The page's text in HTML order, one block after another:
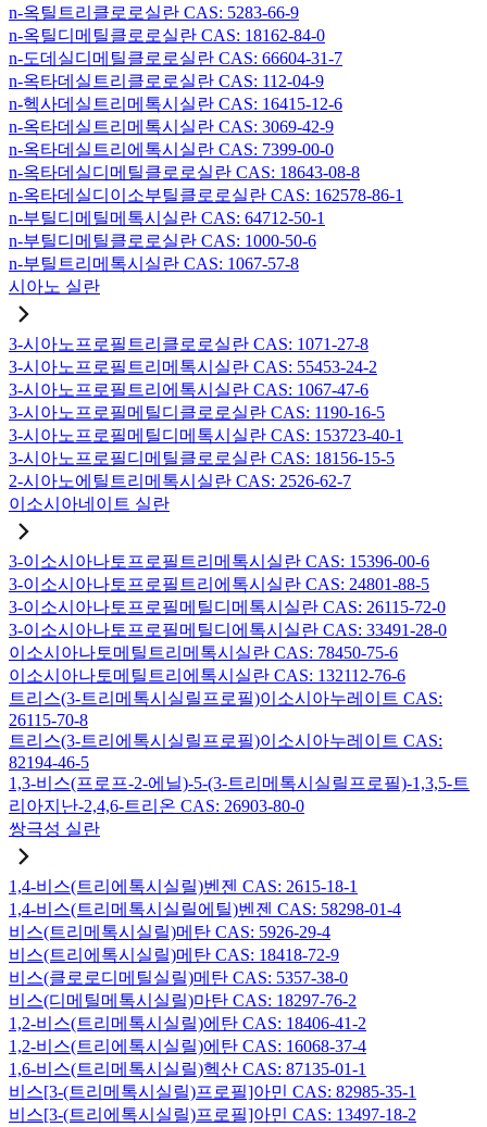
n-옥틸트리클로로실란 CAS: 5283-66-9
n-옥틸디메틸클로로실란 CAS: 18162-84-0
n-도데실디메틸클로로실란 CAS: 66604-31-7
n-옥타데실트리클로로실란 CAS: 112-04-9
n-헥사데실트리메톡시실란 CAS: 16415-12-6
n-옥타데실트리메톡시실란 CAS: 3069-42-9
n-옥타데실트리에톡시실란 CAS: 7399-00-0
n-옥타데실디메틸클로로실란 CAS: 18643-08-8
n-옥타데실디이소부틸클로로실란 CAS: 162578-86-1
n-부틸디메틸메톡시실란 CAS: 64712-50-1
n-부틸디메틸클로로실란 CAS: 1000-50-6
n-부틸트리메톡시실란 CAS: 1067-57-8
시아노 실란
3-시아노프로필트리클로로실란 CAS: 1071-27-8
3-시아노프로필트리메톡시실란 CAS: 55453-24-2
3-시아노프로필트리에톡시실란 CAS: 1067-47-6
3-시아노프로필메틸디클로로실란 CAS: 1190-16-5
3-시아노프로필메틸디메톡시실란 CAS: 153723-40-1
3-시아노프로필디메틸클로로실란 CAS: 18156-15-5
2-시아노에틸트리메톡시실란 CAS: 2526-62-7
이소시아네이트 실란
3-이소시아나토프로필트리메톡시실란 CAS: 15396-00-6
3-이소시아나토프로필트리에톡시실란 CAS: 24801-88-5
3-이소시아나토프로필메틸디메톡시실란 CAS: 26115-72-0
3-이소시아나토프로필메틸디에톡시실란 CAS: 33491-28-0
이소시아나토메틸트리메톡시실란 CAS: 78450-75-6
이소시아나토메틸트리에톡시실란 CAS: 132112-76-6
트리스(3-트리메톡시실릴프로필)이소시아누레이트 CAS:
26115-70-8
트리스(3-트리에톡시실릴프로필)이소시아누레이트 CAS:
82194-46-5
1,3-비스(프로프-2-에닐)-5-(3-트리메톡시실릴프로필)-1,3,5-트
리아지난-2,4,6-트리온 CAS: 26903-80-0
쌍극성 실란
1,4-비스(트리에톡시실릴)벤젠 CAS: 2615-18-1
1,4-비스(트리메톡시실릴에틸)벤젠 CAS: 58298-01-4
비스(트리메톡시실릴)메탄 CAS: 5926-29-4
비스(트리에톡시실릴)메탄 CAS: 18418-72-9
비스(클로로디메틸실릴)메탄 CAS: 5357-38-0
비스(디메틸메톡시실릴)마탄 CAS: 18297-76-2
1,2-비스(트리메톡시실릴)에탄 CAS: 18406-41-2
1,2-비스(트리에톡시실릴)에탄 CAS: 16068-37-4
1,6-비스(트리메톡시실릴)헥산 CAS: 87135-01-1
비스[3-(트리메톡시실릴)프로필]아민 CAS: 82985-35-1
비스[3-(트리에톡시실릴)프로필]아민 CAS: 13497-18-2